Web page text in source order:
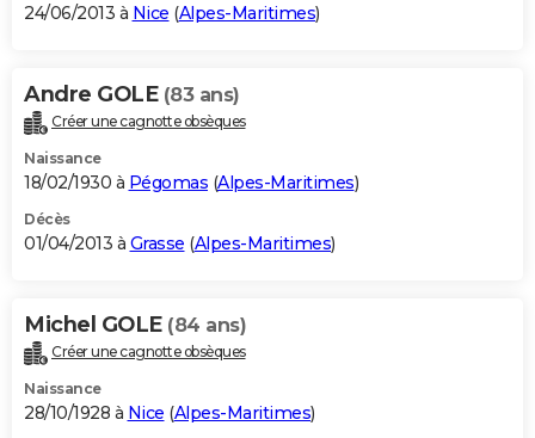
24/06/2013 à Nice (Alpes-Maritimes)
Andre GOLE (83 ans)
Créer une cagnotte obsèques
Naissance
18/02/1930 à Pégomas (Alpes-Maritimes)
Décès
01/04/2013 à Grasse (Alpes-Maritimes)
Michel GOLE (84 ans)
Créer une cagnotte obsèques
Naissance
28/10/1928 à Nice (Alpes-Maritimes)